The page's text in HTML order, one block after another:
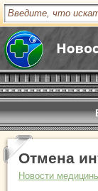
Отмена
Новости